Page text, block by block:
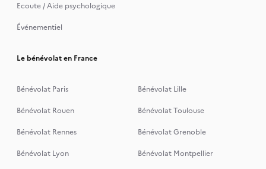
Ecoute / Aide psychologique
Événementiel
Le bénévolat en France
Bénévolat Paris
Bénévolat Lille
Bénévolat Rouen
Bénévolat Toulouse
Bénévolat Rennes
Bénévolat Grenoble
Bénévolat Lyon
Bénévolat Montpellier